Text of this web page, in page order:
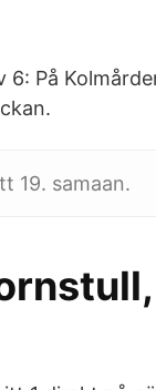
På
19. samaan.